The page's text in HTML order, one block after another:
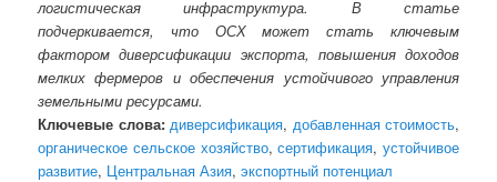
логистическая инфраструктура. В статье
подчеркивается, что ОСХ может стать ключевым
фактором диверсификации экспорта, повышения доходов
мелких фермеров и обеспечения устойчивого управления
земельными ресурсами.
Ключевые слова: диверсификация, добавленная стоимость,
органическое сельское хозяйство,сертификация, устойчивое
развитие, Центральная Азия,экспортный потенциал